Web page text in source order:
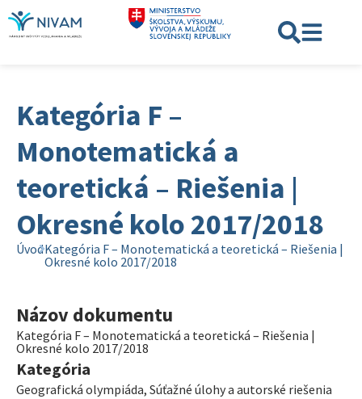
Kategória F –
Monotematická a
teoretická – Riešenia |
Okresné kolo 2017/2018
ÚvodKategória F – Monotematická a teoretická – Riešenia |
Okresné kolo 2017/2018
Názov dokumentu
Kategória F – Monotematická a teoretická – Riešenia |
Okresné kolo 2017/2018
Kategória
Geografická olympiáda, Súťažné úlohy a autorské riešenia